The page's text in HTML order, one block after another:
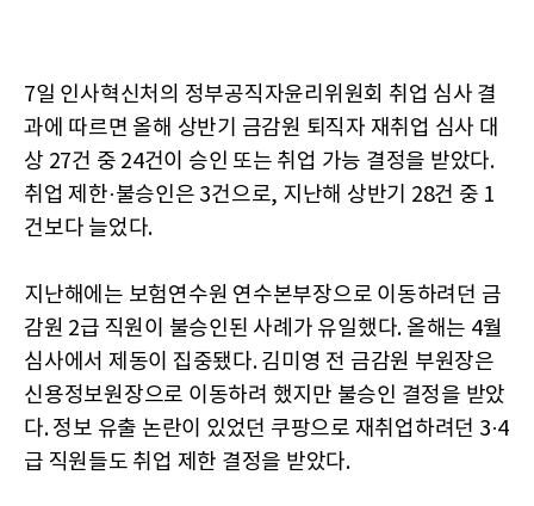
7일 인사혁신처의 정부공직자윤리위원회 취업 심사 결
과에 따르면 올해 상반기 금감원 퇴직자 재취업 심사 대
상 27건 중 24건이 승인 또는 취업 가능 결정을 받았다.
취업 제한·불승인은 3건으로, 지난해 상반기 28건 중 1
건보다 늘었다.
지난해에는 보험연수원 연수본부장으로 이동하려던 금
감원 2급 직원이 불승인된 사례가 유일했다. 올해는 4월
심사에서 제동이 집중됐다. 김미영 전 금감원 부원장은
신용정보원장으로 이동하려 했지만 불승인 결정을 받았
다. 정보 유출 논란이 있었던 쿠팡으로 재취업하려던 3·4
급 직원들도 취업 제한 결정을 받았다.